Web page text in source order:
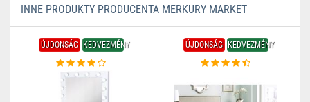
INNE PRODUKTY PRODUCENTA MERKURY MARKET
ÚJDONSÁG KEDVEZMÉNY ÚJDONSÁG KEDVEZMÉNY